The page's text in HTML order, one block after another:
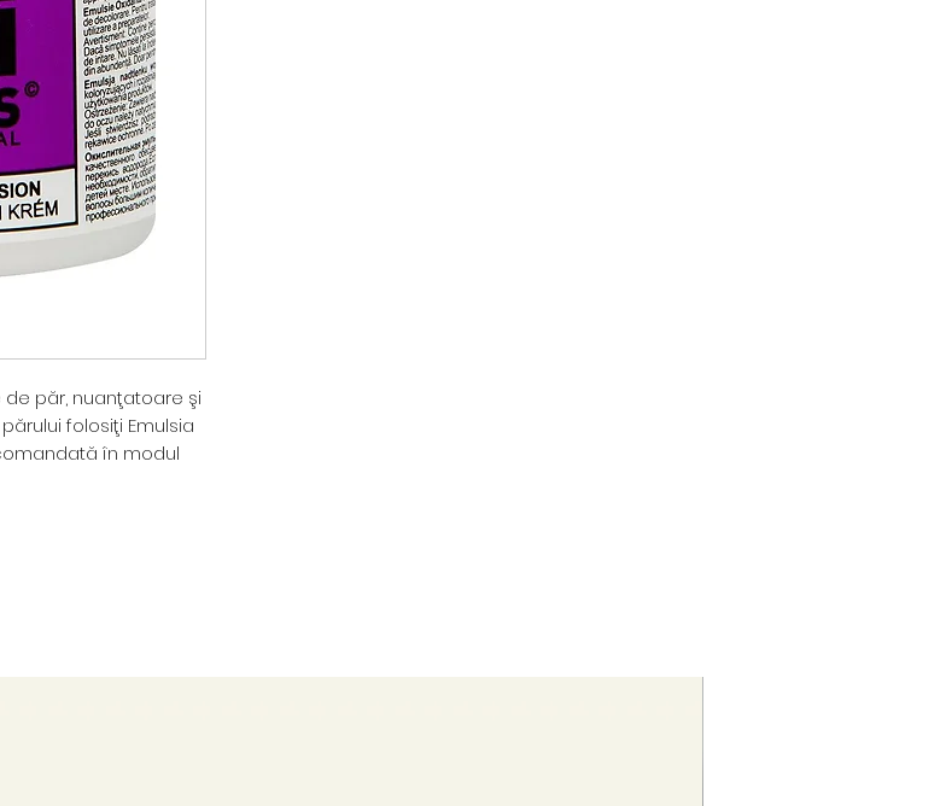
păr, nuanţatoare şi
folosiţi Emulsia
în modul